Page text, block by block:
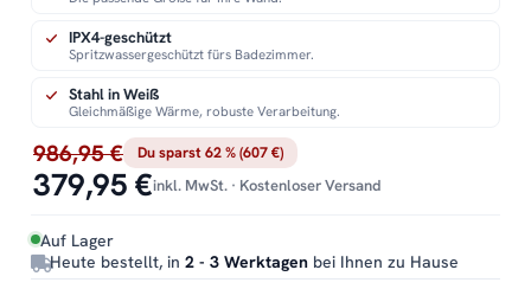
986,95 € Du sparst 62 % (607 €)
379,95 €inkl. MwSt. · Kostenloser Versand
Auf Lager
Heute bestellt, in 2 - 3 Werktagen bei Ihnen zu Hause
IPX4-geschützt
Spritzwassergeschützt fürs Badezimmer.
Stahl in Weiß
Gleichmäßige Wärme, robuste Verarbeitung.